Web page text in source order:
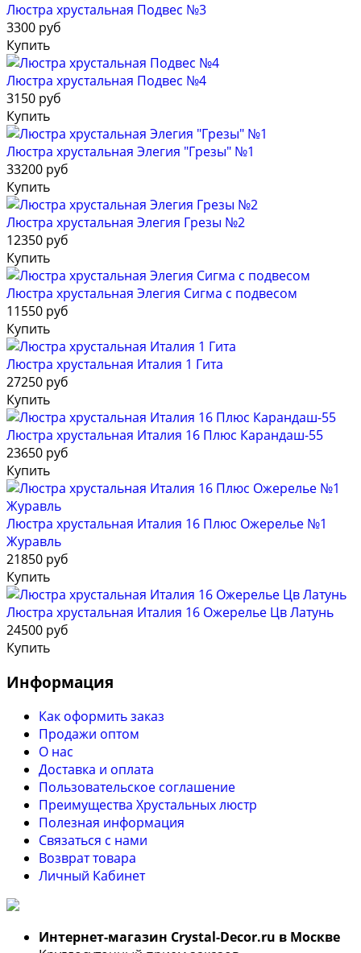
Люстра хрустальная Подвес №3
3300 руб
Купить
Люстра хрустальная Подвес №4
3150 руб
Купить
Люстра хрустальная Элегия "Грезы" №1
33200 руб
Купить
Люстра хрустальная Элегия Грезы №2
12350 руб
Купить
Люстра хрустальная Элегия Сигма с подвесом
11550 руб
Купить
Люстра хрустальная Италия 1 Гита
27250 руб
Купить
Люстра хрустальная Италия 16 Плюс Карандаш-55
23650 руб
Купить
Люстра хрустальная Италия 16 Плюс Ожерелье №1
Журавль
21850 руб
Купить
Люстра хрустальная Италия 16 Ожерелье Цв Латунь
24500 руб
Купить
Информация
Как оформить заказ
Продажи оптом
О нас
Доставка и оплата
Пользовательское соглашение
Преимущества Хрустальных люстр
Полезная информация
Связаться с нами
Возврат товара
Личный Кабинет
Интернет-магазин Crystal-Decor.ru в Москве